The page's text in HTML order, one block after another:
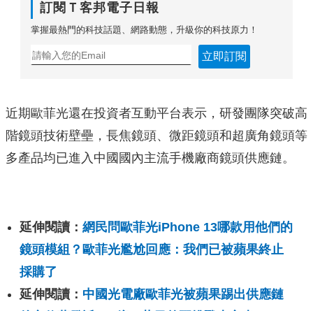
訂閱Ｔ客邦電子日報
掌握最熱門的科技話題、網路動態，升級你的科技原力！
立即訂閱
近期歐菲光還在投資者互動平台表示，研發團隊突破高
階鏡頭技術壁壘，長焦鏡頭、微距鏡頭和超廣角鏡頭等
多產品均已進入中國國內主流手機廠商鏡頭供應鏈。
延伸閱讀： 網民問歐菲光iPhone 13哪款用他們的
鏡頭模組？歐菲光尷尬回應：我們已被蘋果終止
採購了
延伸閱讀： 中國光電廠歐菲光被蘋果踢出供應鏈